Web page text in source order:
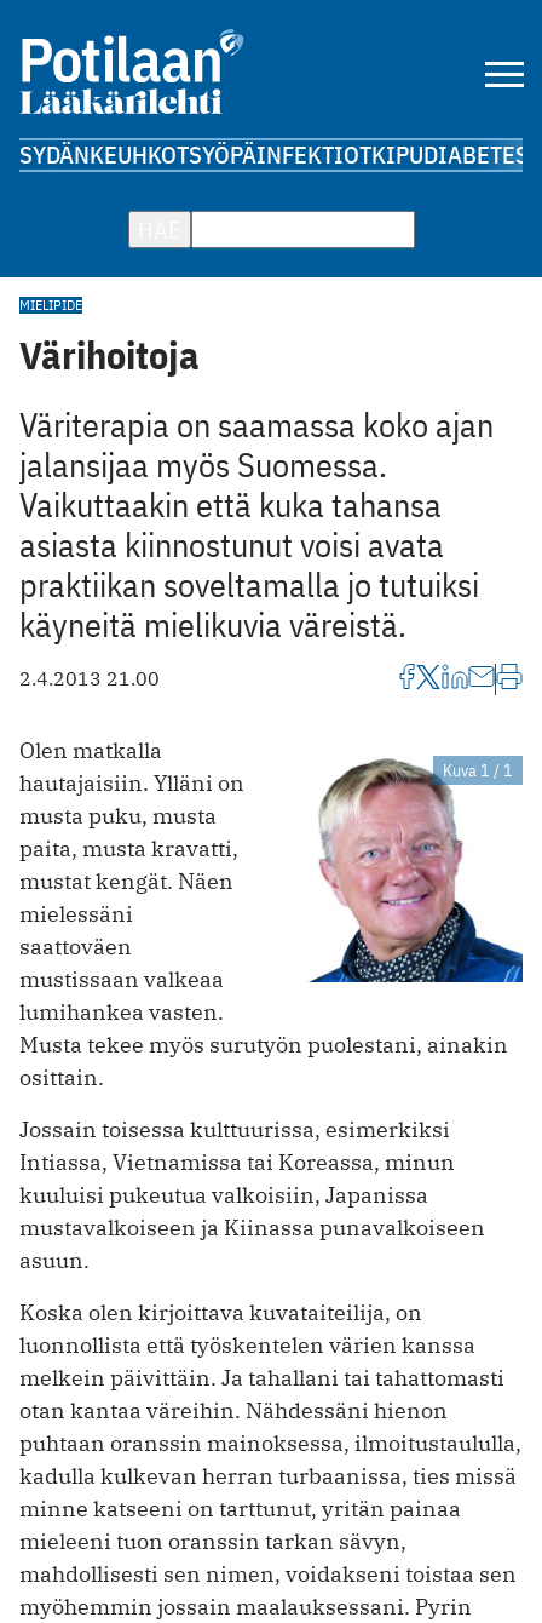
SYDÄNKEUHKOTSYÖPÄINFEKTIOTKIPUDIABETES
MIELIPIDE
Värihoitoja
Väriterapia on saamassa koko ajan
jalansijaa myös Suomessa.
Vaikuttaakin että kuka tahansa
asiasta kiinnostunut voisi avata
praktiikan soveltamalla jo tutuiksi
käyneitä mielikuvia väreistä.
2.4.2013 21.00
Kuva 1 / 1
Olen matkalla
hautajaisiin. Ylläni on
musta puku, musta
paita, musta kravatti,
mustat kengät. Näen
mielessäni
saattoväen
mustissaan valkeaa
lumihankea vasten.
Musta tekee myös surutyön puolestani, ainakin
osittain.
Jossain toisessa kulttuurissa, esimerkiksi
Intiassa, Vietnamissa tai Koreassa, minun
kuuluisi pukeutua valkoisiin, Japanissa
mustavalkoiseen ja Kiinassa punavalkoiseen
asuun.
Koska olen kirjoittava kuvataiteilija, on
luonnollista että työskentelen värien kanssa
melkein päivittäin. Ja tahallani tai tahattomasti
otan kantaa väreihin. Nähdessäni hienon
puhtaan oranssin mainoksessa, ilmoitustaululla,
kadulla kulkevan herran turbaanissa, ties missä
minne katseeni on tarttunut, yritän painaa
mieleeni tuon oranssin tarkan sävyn,
mahdollisesti sen nimen, voidakseni toistaa sen
myöhemmin jossain maalauksessani. Pyrin